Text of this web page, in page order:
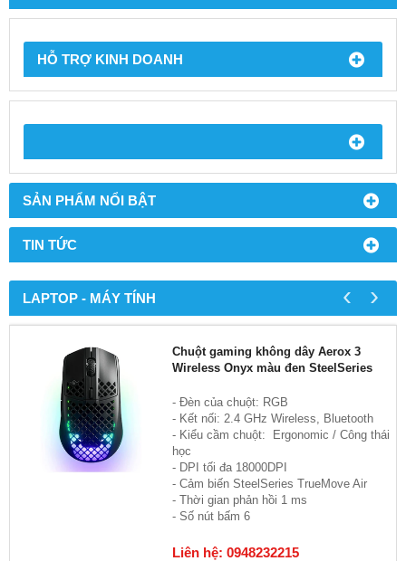
HỖ TRỢ KINH DOANH
SẢN PHẨM NỔI BẬT
TIN TỨC
LAPTOP - MÁY TÍNH
Chuột gaming không dây Aerox 3
Wireless Onyx màu đen SteelSeries
- Đèn của chuột: RGB
- Kết nối: 2.4 GHz Wireless, Bluetooth
- Kiểu cầm chuột: Ergonomic / Công thái
học
- DPI tối đa 18000DPI
- Cảm biến SteelSeries TrueMove Air
- Thời gian phản hồi 1 ms
- Số nút bấm 6
Liên hệ: 0948232215
‹ ›